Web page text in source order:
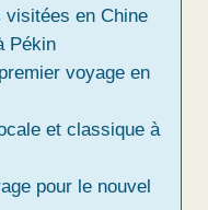
en Chine
Pékin
voyage en
et classique à
pour le nouvel